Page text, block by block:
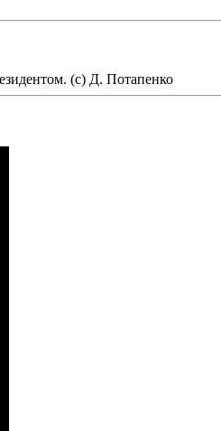
(с) Д. Потапенко